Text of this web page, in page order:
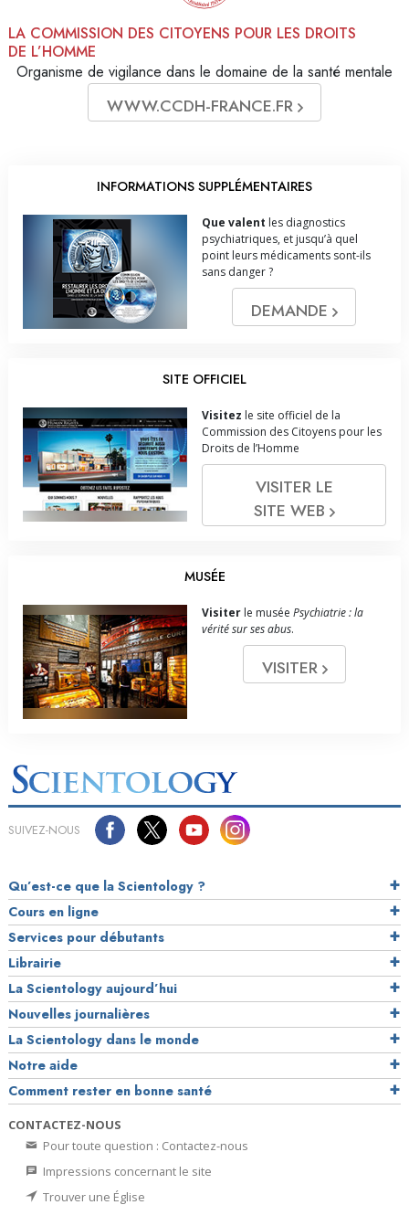
LA COMMISSION DES CITOYENS POUR LES DROITS
DE L’HOMME
Organisme de vigilance dans le domaine de la santé mentale
WWW.CCDH-FRANCE.FR
INFORMATIONS SUPPLÉMENTAIRES
Que valent les diagnostics
psychiatriques, et jusqu’à quel
point leurs médicaments sont-ils
sans danger ?
DEMANDE
SITE OFFICIEL
Visitez le site officiel de la
Commission des Citoyens pour les
Droits de l’Homme
VISITER LE
SITE WEB
MUSÉE
Visiter le musée Psychiatrie : la
vérité sur ses abus.
VISITER
SUIVEZ-NOUS
Qu’est-ce que la Scientology ?
Cours en ligne
Services pour débutants
Librairie
La Scientology aujourd’hui
Nouvelles journalières
La Scientology dans le monde
Notre aide
Comment rester en bonne santé
CONTACTEZ-NOUS
Pour toute question : Contactez-nous
Impressions concernant le site
Trouver une Église